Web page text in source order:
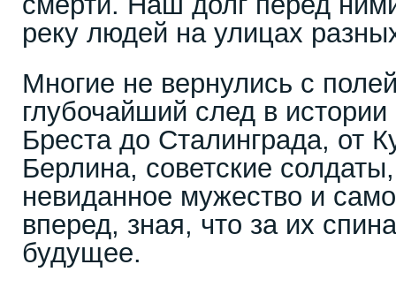
реку людей на улицах
Многие не вернулись с
глубочайший след в
Бреста до Сталинграда, от
Берлина, советские
невиданное мужество и
вперед, зная, что за их
будущее.